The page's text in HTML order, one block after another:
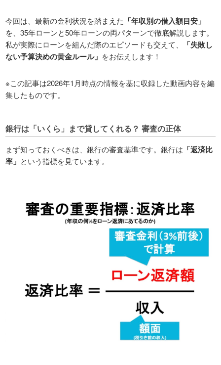
今回は、最新の金利状況を踏まえた 「年収別の借入額目安」
を、35年ローンと50年ローンの両パターンで徹底解説します。
私が実際にローンを組んだ際のエピソードも交えて、
「失敗し
ない予算決めの黄金ルール」 をお伝えします！
※この記事は2026年1月時点の情報を基に収録した動画内容を編
集したものです。
銀行は「いくら」まで貸してくれる？ 審査の正体
まず知っておくべきは、銀行の審査基準です。銀行は 「返済比
率」 という指標を見ています。